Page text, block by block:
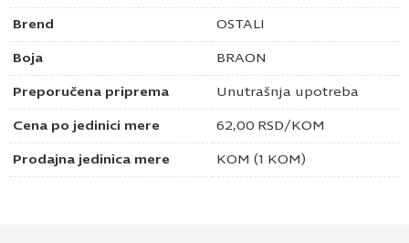
Brend OSTALI
Boja BRAON
Preporučena priprema Unutrašnja upotreba
Cena po jedinici mere 62,00 RSD/KOM
Prodajna jedinica mere KOM (1 KOM)